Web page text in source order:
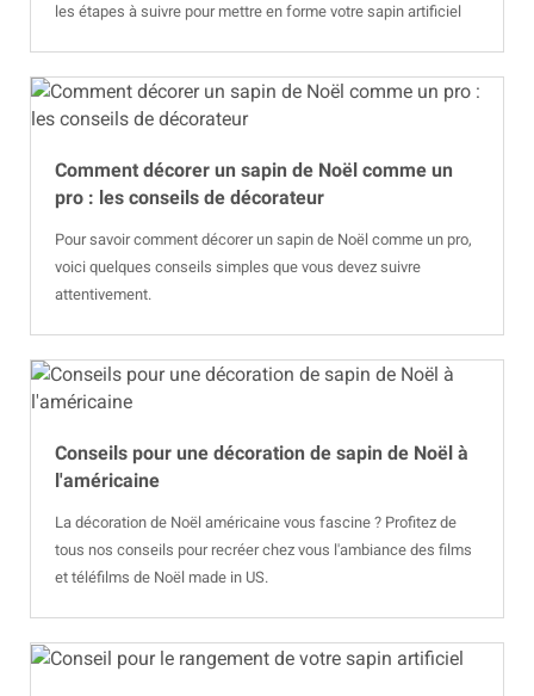
les étapes à suivre pour mettre en forme votre sapin artificiel
Comment décorer un sapin de Noël comme un
pro : les conseils de décorateur
Pour savoir comment décorer un sapin de Noël comme un pro,
voici quelques conseils simples que vous devez suivre
attentivement.
Conseils pour une décoration de sapin de Noël à
l'américaine
La décoration de Noël américaine vous fascine ? Profitez de
tous nos conseils pour recréer chez vous l'ambiance des films
et téléfilms de Noël made in US.